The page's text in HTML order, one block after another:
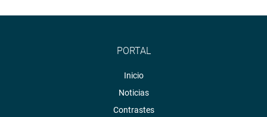
PORTAL
Inicio
Noticias
Contrastes